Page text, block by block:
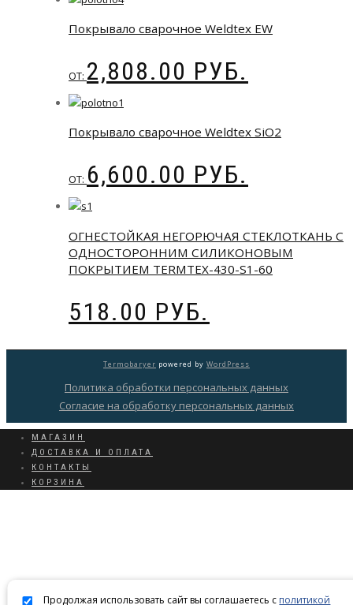
МАГАЗИН
ДОСТАВКА И ОПЛАТА
КОНТАКТЫ
КОРЗИНА
Покрывало сварочное Weldtex EW
ОТ: 2,808.00 РУБ.
Покрывало сварочное Weldtex SiO2
ОТ: 6,600.00 РУБ.
ОГНЕСТОЙКАЯ НЕГОРЮЧАЯ СТЕКЛОТКАНЬ С
ОДНОСТОРОННИМ СИЛИКОНОВЫМ
ПОКРЫТИЕМ TERMTEX-430-S1-60
518.00 РУБ.
Termobaryer powered by WordPress
Политика обработки персональных данных
Согласие на обработку персональных данных
Продолжая использовать сайт вы соглашаетесь с политикой